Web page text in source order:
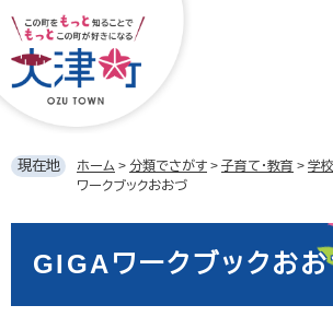
ジ
の
す。
ュ
ー
し 現在地 ホーム > 分類でさがす > 子育て・教育 > 学
ワークブックおおづ
GIGAワークブックお